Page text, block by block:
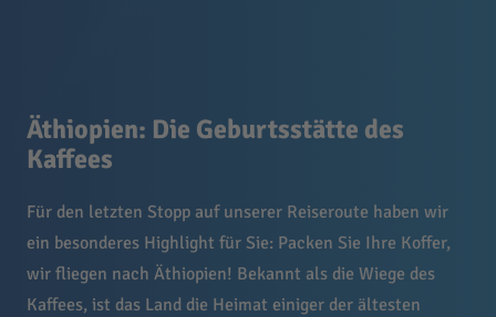
Äthiopien: Die Geburtsstätte des
Kaffees
Für den letzten Stopp auf unserer Reiseroute haben wir
ein besonderes Highlight für Sie: Packen Sie Ihre Koffer,
wir fliegen nach Äthiopien! Bekannt als die Wiege des
Kaffees, ist das Land die Heimat einiger der ältesten